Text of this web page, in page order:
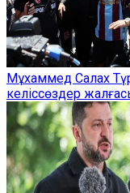
Мұхаммед Салах
келіссөздер